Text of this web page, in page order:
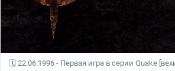
🗓 22.06.1996 - Первая игра в серии Quake